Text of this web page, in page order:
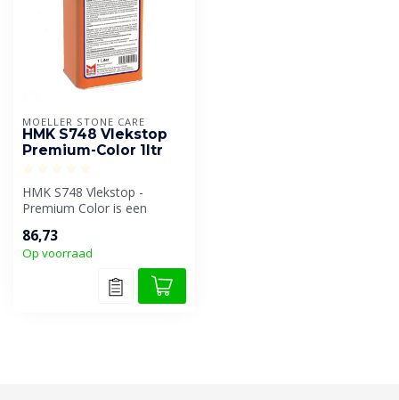
MOELLER STONE CARE
HMK S748 Vlekstop
Premium-Color 1ltr
HMK S748 Vlekstop -
Premium Color is een
gebruiksklare speciaa...
86,73
Op voorraad